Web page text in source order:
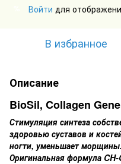
Войти для
В избранное
Описание
BioSil, Collagen
Стимуляция синтеза
здоровью суставов и
ногти, уменьшает
Оригинальная формула CH-